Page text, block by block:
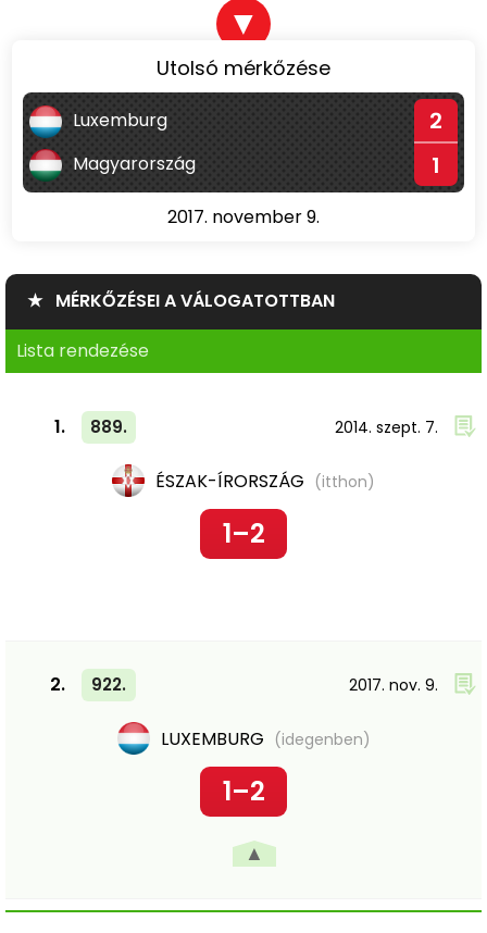
▼
Utolsó mérkőzése
Luxemburg 2
Magyarország 1
2017. november 9.
★ MÉRKŐZÉSEI A VÁLOGATOTTBAN
Lista rendezése
1. 889. 2014. szept. 7.
ÉSZAK-ÍRORSZÁG (itthon)
1–2
2. 922. 2017. nov. 9.
LUXEMBURG (idegenben)
1–2
▲